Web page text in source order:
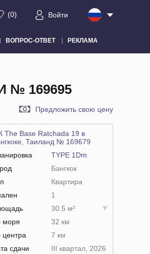
(0) Войти
ВОПРОС-ОТВЕТ РЕКЛАМА
№ 169695
Предложить свою цену
The Base Ratchada 19 в
Таиланд № 169679
TYPE 1Dm
Бангкок
Квартира
1
30.5 м²
моря
32 км
центра
7 км
сдачи
III квартал, 2026